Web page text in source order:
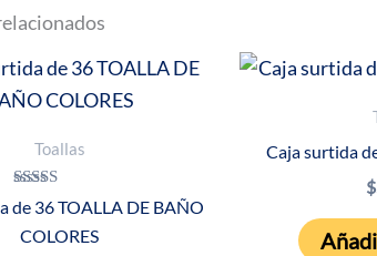
Toallas
Valorado con
5.00
de 5
de 36 TOALLA DE BAÑO
COLORES
Caja surtida
$